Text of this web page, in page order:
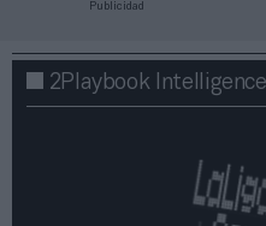
Publicidad
2Playbook